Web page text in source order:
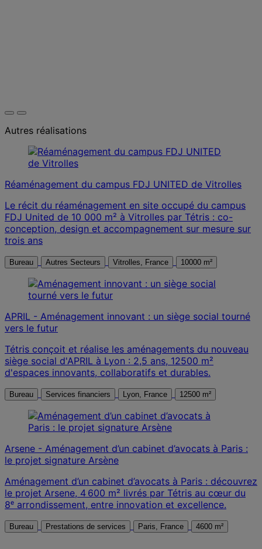
Autres réalisations
Réaménagement du campus FDJ UNITED de Vitrolles
Le récit du réaménagement en site occupé du campus
FDJ United de 10 000 m² à Vitrolles par Tétris : co-
conception, design et accompagnement sur mesure sur
trois ans
Bureau Autres Secteurs Vitrolles, France 10000 m²
APRIL - Aménagement innovant : un siège social tourné
vers le futur
Tétris conçoit et réalise les aménagements du nouveau
siège social d'APRIL à Lyon : 2,5 ans, 12500 m²
d'espaces innovants, collaboratifs et durables.
Bureau Services financiers Lyon, France 12500 m²
Arsene - Aménagement d’un cabinet d’avocats à Paris :
le projet signature Arsène
Aménagement d’un cabinet d’avocats à Paris : découvrez
le projet Arsene, 4 600 m² livrés par Tétris au cœur du
8ᵉ arrondissement, entre innovation et excellence.
Bureau Prestations de services Paris, France 4600 m²